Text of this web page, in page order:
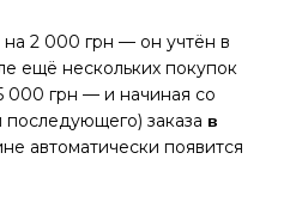
2 000 грн — он учтён в
ещё нескольких покупок
000 грн — и начиная со
заказа в
автоматически появится